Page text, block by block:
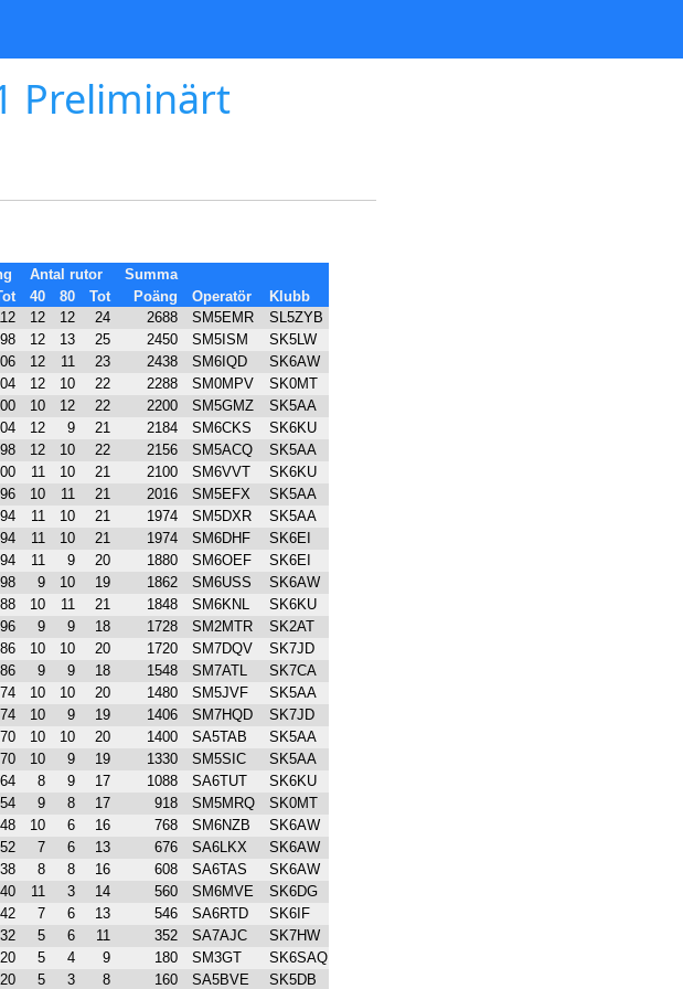
Preliminärt
Antal rutor
Summa
40 80 Tot Poäng Operatör
Klubb
12 12 24 2688 SM5EMR
SL5ZYB
98 12 13 25 2450 SM5ISM
SK5LW
12 11 23 2438 SM6IQD
SK6AW
12 10 22 2288 SM0MPV
SK0MT
10 12 22 2200 SM5GMZ
SK5AA
12 9 21 2184 SM6CKS
SK6KU
98 12 10 22 2156 SM5ACQ
SK5AA
11 10 21 2100 SM6VVT
SK6KU
96 10 11 21 2016 SM5EFX
SK5AA
94 11 10 21 1974 SM5DXR
SK5AA
94 11 10 21 1974 SM6DHF
SK6EI
94 11 9 20 1880 SM6OEF
SK6EI
98 9 10 19 1862 SM6USS
SK6AW
88 10 11 21 1848 SM6KNL
SK6KU
96 9 9 18 1728 SM2MTR
SK2AT
86 10 10 20 1720 SM7DQV
SK7JD
86 9 9 18 1548 SM7ATL
SK7CA
74 10 10 20 1480 SM5JVF
SK5AA
74 10 9 19 1406 SM7HQD
SK7JD
70 10 10 20 1400 SA5TAB
SK5AA
70 10 9 19 1330 SM5SIC
SK5AA
64 8 9 17 1088 SA6TUT
SK6KU
54 9 8 17 918 SM5MRQ
SK0MT
48 10 6 16 768 SM6NZB
SK6AW
52 7 6 13 676 SA6LKX
SK6AW
38 8 8 16 608 SA6TAS
SK6AW
40 11 3 14 560 SM6MVE
SK6DG
42 7 6 13 546 SA6RTD
SK6IF
32 5 6 11 352 SA7AJC
SK7HW
20 5 4 9 180 SM3GT
SK6SAQ
20 5 3 8 160 SA5BVE
SK5DB